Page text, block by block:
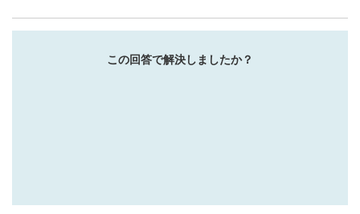
この回答で解決しましたか？